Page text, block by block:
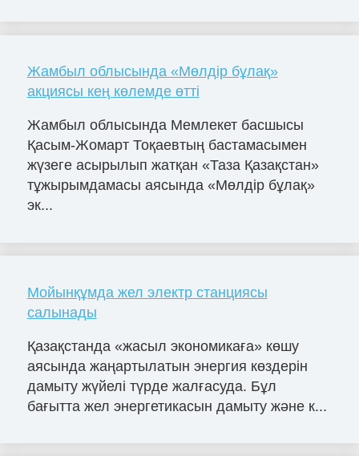
Жамбыл облысында «Мөлдір бұлақ»
акциясы кең көлемде өтті
Жамбыл облысында Мемлекет басшысы
Қасым-Жомарт Тоқаевтың бастамасымен
жүзеге асырылып жатқан «Таза Қазақстан»
тұжырымдамасы аясында «Мөлдір бұлақ»
эк...
Мойынқұмда жел электр станциясы
салынады
Қазақстанда «жасыл экономикаға» көшу
аясында жаңартылатын энергия көздерін
дамыту жүйелі түрде жалғасуда. Бұл
бағытта жел энергетикасын дамыту және к...